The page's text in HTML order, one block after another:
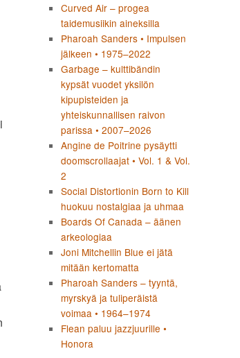
Curved Air – progea
taidemusiikin aineksilla
Pharoah Sanders • Impulsen
jälkeen • 1975–2022
Garbage – kulttibändin
kypsät vuodet yksilön
kipupisteiden ja
yhteiskunnallisen raivon
parissa • 2007–2026
Angine de Poitrine pysäytti
doomscrollaajat • Vol. 1 & Vol.
2
Social Distortionin Born to Kill
huokuu nostalgiaa ja uhmaa
Boards Of Canada – äänen
arkeologiaa
Joni Mitchellin Blue ei jätä
mitään kertomatta
Pharoah Sanders – tyyntä,
myrskyä ja tuliperäistä
voimaa • 1964–1974
Flean paluu jazzjuurille •
Honora